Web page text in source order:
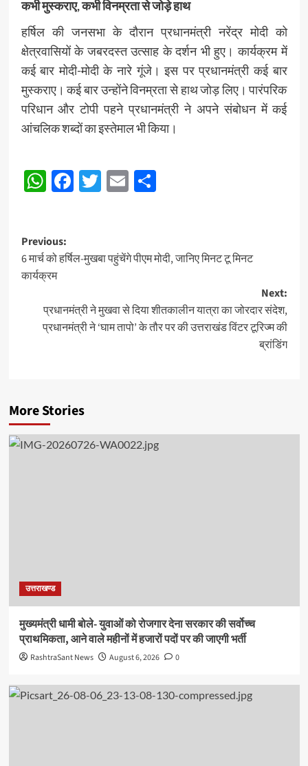
कभी मुस्कराए, कभी विनम्रता से जोड़े हाथ
हर्षिल की जनसभा के दौरान प्रधानमंत्री नरेंद्र मोदी को
क्षेत्रवासियों के जबरदस्त उत्साह के दर्शन भी हुए। कार्यक्रम में
कई बार मोदी-मोदी के नारे गूंजे। इस पर प्रधानमंत्री कई बार
मुस्कराए। कई बार उन्होंने विनम्रता से हाथ जोड़ लिए। पारंपरिक
परिधान और टोपी पहने प्रधानमंत्री ने अपने संबोधन में कई
आंचलिक शब्दों का इस्तेमाल भी किया।
Post
Navigation
WhatsApp
Facebook
Twitter
EmailShare
Post
navigation
Previous:
6 मार्च को हर्षिल-मुखबा पहुंचेंगे पीएम मोदी, जानिए मिनट टू मिनट
कार्यक्रम
Next:
प्रधानमंत्री ने मुखवा से दिया शीतकालीन यात्रा का जोरदार संदेश,
प्रधानमंत्री ने ‘घाम तापो’ के तौर पर की उत्तराखंड विंटर टूरिज्म की
ब्रांडिंग
More Stories
उत्तराखण्ड
मुख्यमंत्री धामी बोले- युवाओं को रोजगार देना सरकार की सर्वोच्च
प्राथमिकता, आने वाले महीनों में हजारों पदों पर की जाएगी भर्ती
RashtraSant News August 6, 2026 0